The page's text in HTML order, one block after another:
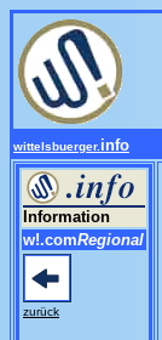
wittelsbuerger. info
Information
w!.comRegional
zurück